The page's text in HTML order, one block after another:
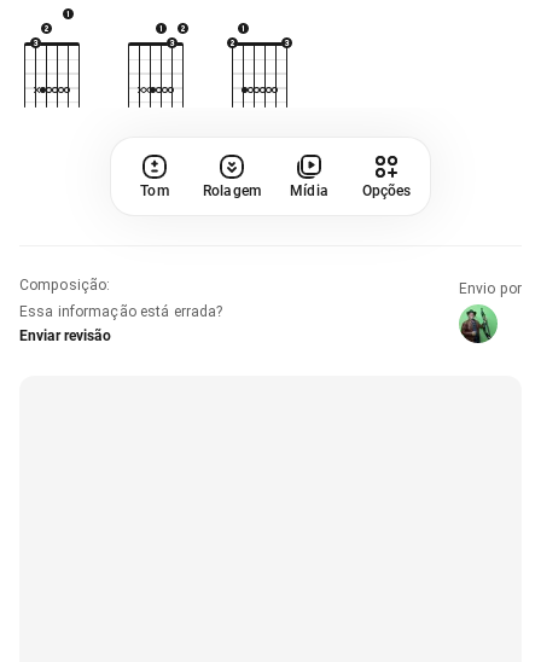
Tom Rolagem Mídia Opções
Composição:
Essa informação está errada?
Enviar revisão
Envio por